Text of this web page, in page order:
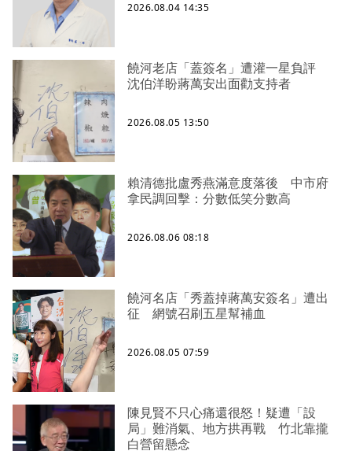
2026.08.04 14:35
饒河老店「蓋簽名」遭灌一星負評
沈伯洋盼蔣萬安出面勸支持者
2026.08.05 13:50
賴清德批盧秀燕滿意度落後 中市府
拿民調回擊：分數低笑分數高
2026.08.06 08:18
饒河名店「秀蓋掉蔣萬安簽名」遭出
征 網號召刷五星幫補血
2026.08.05 07:59
陳見賢不只心痛還很怒！疑遭「設
局」難消氣、地方拱再戰 竹北靠攏
白營留懸念